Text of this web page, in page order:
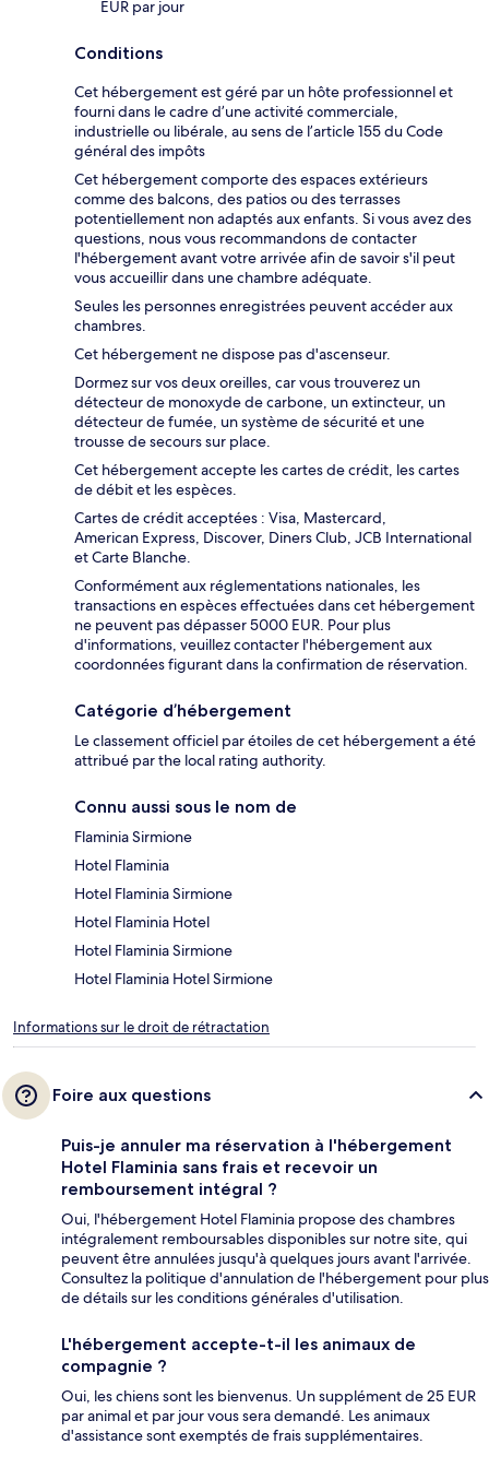
EUR par jour
Conditions
Cet hébergement est géré par un hôte professionnel et
fourni dans le cadre d’une activité commerciale,
industrielle ou libérale, au sens de l’article 155 du Code
général des impôts
Cet hébergement comporte des espaces extérieurs
comme des balcons, des patios ou des terrasses
potentiellement non adaptés aux enfants. Si vous avez des
questions, nous vous recommandons de contacter
l'hébergement avant votre arrivée afin de savoir s'il peut
vous accueillir dans une chambre adéquate.
Seules les personnes enregistrées peuvent accéder aux
chambres.
Cet hébergement ne dispose pas d'ascenseur.
Dormez sur vos deux oreilles, car vous trouverez un
détecteur de monoxyde de carbone, un extincteur, un
détecteur de fumée, un système de sécurité et une
trousse de secours sur place.
Cet hébergement accepte les cartes de crédit, les cartes
de débit et les espèces.
Cartes de crédit acceptées : Visa, Mastercard,
American Express, Discover, Diners Club, JCB International
et Carte Blanche.
Conformément aux réglementations nationales, les
transactions en espèces effectuées dans cet hébergement
ne peuvent pas dépasser 5000 EUR. Pour plus
d'informations, veuillez contacter l'hébergement aux
coordonnées figurant dans la confirmation de réservation.
Catégorie d’hébergement
Le classement officiel par étoiles de cet hébergement a été
attribué par the local rating authority.
Connu aussi sous le nom de
Flaminia Sirmione
Hotel Flaminia
Hotel Flaminia Sirmione
Hotel Flaminia Hotel
Hotel Flaminia Sirmione
Hotel Flaminia Hotel Sirmione
Informations sur le droit de rétractation
Foire aux questions
Puis-je annuler ma réservation à l'hébergement
Hotel Flaminia sans frais et recevoir un
remboursement intégral ?
Oui, l'hébergement Hotel Flaminia propose des chambres
intégralement remboursables disponibles sur notre site, qui
peuvent être annulées jusqu'à quelques jours avant l'arrivée.
Consultez la politique d'annulation de l'hébergement pour plus
de détails sur les conditions générales d'utilisation.
L'hébergement accepte-t-il les animaux de
compagnie ?
Oui, les chiens sont les bienvenus. Un supplément de 25 EUR
par animal et par jour vous sera demandé. Les animaux
d'assistance sont exemptés de frais supplémentaires.